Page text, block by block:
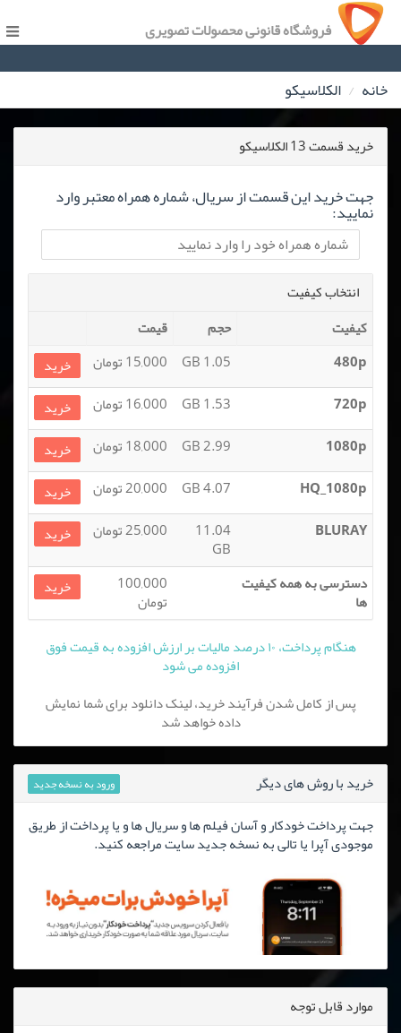
فروشگاه قانونی محصولات تصویری
خانه الکلاسیکو
خرید قسمت 13 الکلاسیکو
جهت خرید این قسمت از سریال، شماره همراه معتبر وارد
نمایید:
انتخاب کیفیت
کیفیت
حجم
قیمت
480p
1.05 GB 15,000 تومان
خرید
720p
1.53 GB 16,000 تومان
خرید
1080p
2.99 GB 18,000 تومان
خرید
HQ_1080p
4.07 GB 20,000 تومان
خرید
BLURAY
11.04
GB
25,000 تومان
خرید
دسترسی به همه کیفیت
ها
100,000
تومان
خرید
هنگام پرداخت، ۱۰ درصد مالیات بر ارزش افزوده به قیمت فوق
افزوده می شود
پس از کامل شدن فرآیند خرید، لینک دانلود برای شما نمایش
داده خواهد شد
خرید با روش های دیگر ورود به نسخه جدید
جهت پرداخت خودکار و آسان فیلم ها و سریال ها و یا پرداخت از طریق
موجودی آپرا یا تالی به نسخه جدید سایت مراجعه کنید.
موارد قابل توجه